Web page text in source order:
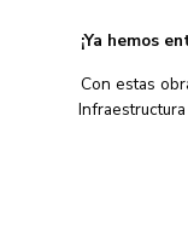
¡Ya hemos
Con estas